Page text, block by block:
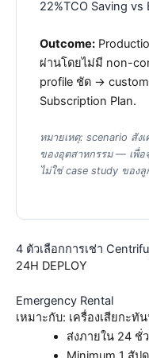
22%TCO Saving vs
Outcome:
ผ่านโดยไม่มี non-
profile ชัด →
Subscription Plan.
หมายเหตุ: scenario สัง
ของอุตสาหกรรม — เพื่อ
ไม่ใช่ case study ของ
4 ตัวเลือกการเช่า
24H DEPLOY
Emergency Rental
เหมาะกับ: เครื่องเสียกะทั
ส่งภายใน 24 ชั่